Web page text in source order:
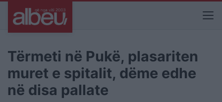
Tërmeti në Pukë, plasariten
muret e spitalit, dëme edhe
në disa pallate